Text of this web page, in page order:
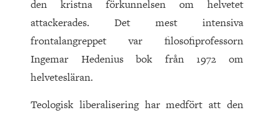
den kristna förkunnelsen om helvetet
attackerades. Det mest intensiva
frontalangreppet var filosofiprofessorn
Ingemar Hedenius bok från 1972 om
helvetesläran.
Teologisk liberalisering har medfört att den